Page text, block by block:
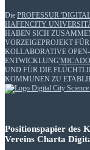
Die PROFESSUR
HAFENCITY
HABEN SICH
VORZEIGEPROJEKT
KOLLABORATIVE
ENTWICKLUNG
UND FÜR DIE
KOMMUNEN ZU
Positionspapier des
Vereins Charta